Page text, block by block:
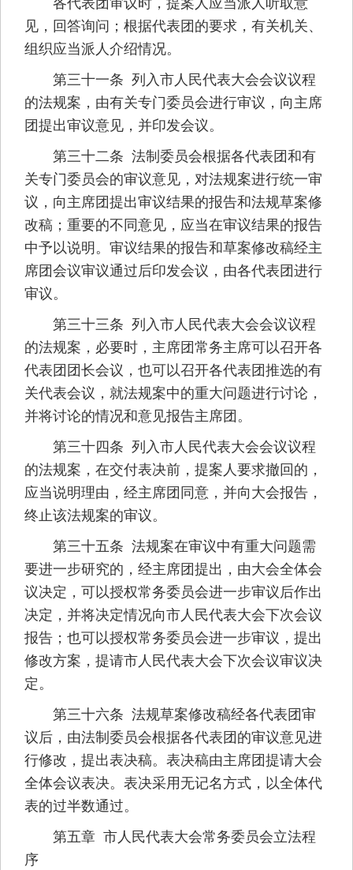
见，回答询问；根据代表团的要求，有关机关、
组织应当派人介绍情况。
第三十一条 列入市人民代表大会会议议程
的法规案，由有关专门委员会进行审议，向主席
团提出审议意见，并印发会议。
第三十二条 法制委员会根据各代表团和有
关专门委员会的审议意见，对法规案进行统一审
议，向主席团提出审议结果的报告和法规草案修
改稿；重要的不同意见，应当在审议结果的报告
中予以说明。审议结果的报告和草案修改稿经主
席团会议审议通过后印发会议，由各代表团进行
审议。
第三十三条 列入市人民代表大会会议议程
的法规案，必要时，主席团常务主席可以召开各
代表团团长会议，也可以召开各代表团推选的有
关代表会议，就法规案中的重大问题进行讨论，
并将讨论的情况和意见报告主席团。
第三十四条 列入市人民代表大会会议议程
的法规案，在交付表决前，提案人要求撤回的，
应当说明理由，经主席团同意，并向大会报告，
终止该法规案的审议。
第三十五条 法规案在审议中有重大问题需
要进一步研究的，经主席团提出，由大会全体会
议决定，可以授权常务委员会进一步审议后作出
决定，并将决定情况向市人民代表大会下次会议
报告；也可以授权常务委员会进一步审议，提出
修改方案，提请市人民代表大会下次会议审议决
定。
第三十六条 法规草案修改稿经各代表团审
议后，由法制委员会根据各代表团的审议意见进
行修改，提出表决稿。表决稿由主席团提请大会
全体会议表决。表决采用无记名方式，以全体代
表的过半数通过。
第五章 市人民代表大会常务委员会立法程
序